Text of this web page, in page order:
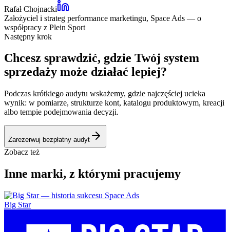
Rafał Chojnacki
Założyciel i strateg performance marketingu, Space Ads — o
współpracy z Plein Sport
Następny krok
Chcesz sprawdzić, gdzie Twój system
sprzedaży może działać lepiej?
Podczas krótkiego audytu wskażemy, gdzie najczęściej ucieka
wynik: w pomiarze, strukturze kont, katalogu produktowym, kreacji
albo tempie podejmowania decyzji.
Zarezerwuj bezpłatny audyt
Zobacz też
Inne marki, z którymi pracujemy
Big Star